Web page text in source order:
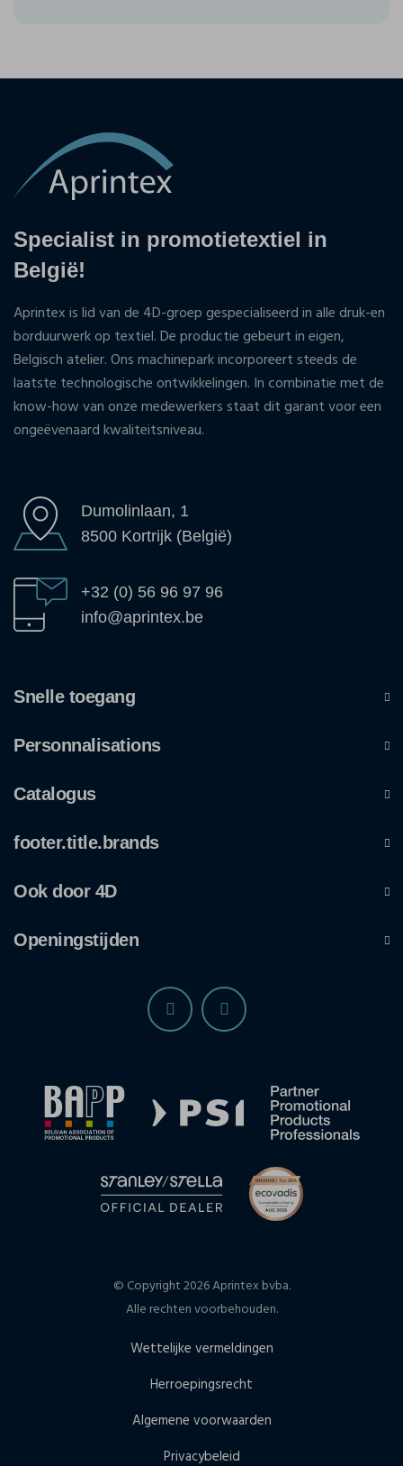
Specialist in promotietextiel in
België!
Aprintex is lid van de 4D-groep gespecialiseerd in alle druk-en
borduurwerk op textiel. De productie gebeurt in eigen,
Belgisch atelier. Ons machinepark incorporeert steeds de
laatste technologische ontwikkelingen. In combinatie met de
know-how van onze medewerkers staat dit garant voor een
ongeëvenaard kwaliteitsniveau.
Dumolinlaan, 1
8500 Kortrijk (België)
+32 (0) 56 96 97 96
info@aprintex.be
Snelle toegang
Personnalisations
Catalogus
footer.title.brands
Ook door 4D
Openingstijden
© Copyright 2026 Aprintex bvba.
Alle rechten voorbehouden.
Wettelijke vermeldingen
Herroepingsrecht
Algemene voorwaarden
Privacybeleid